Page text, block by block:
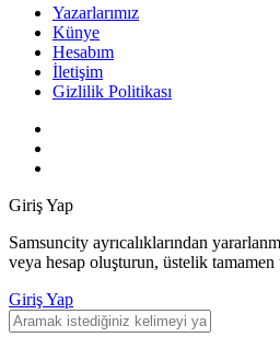
Yazarlarımız
Künye
Hesabım
İletişim
Gizlilik Politikası
Giriş Yap
Samsuncity ayrıcalıklarından
veya hesap oluşturun, üstelik tamamen
Giriş Yap